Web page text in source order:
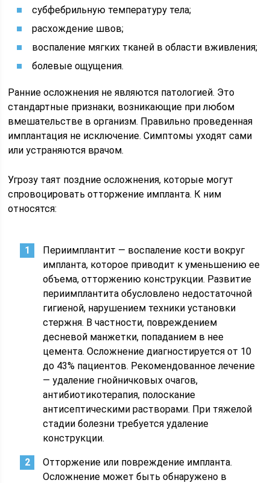
субфебрильную температуру тела;
расхождение швов;
воспаление мягких тканей в области вживления;
болевые ощущения.
Ранние осложнения не являются патологией. Это
стандартные признаки, возникающие при любом
вмешательстве в организм. Правильно проведенная
имплантация не исключение. Симптомы уходят сами
или устраняются врачом.
Угрозу таят поздние осложнения, которые могут
спровоцировать отторжение импланта. К ним
относятся:
Периимплантит — воспаление кости вокруг
импланта, которое приводит к уменьшению ее
объема, отторжению конструкции. Развитие
периимплантита обусловлено недостаточной
гигиеной, нарушением техники установки
стержня. В частности, повреждением
десневой манжетки, попаданием в нее
цемента. Осложнение диагностируется от 10
до 43% пациентов. Рекомендованное лечение
— удаление гнойничковых очагов,
антибиотикотерапия, полоскание
антисептическими растворами. При тяжелой
стадии болезни требуется удаление
конструкции.
Отторжение или повреждение импланта.
Осложнение может быть обнаружено в